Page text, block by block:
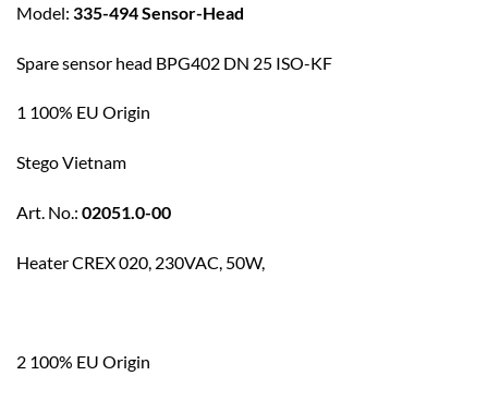
Model: 335-494 Sensor-Head
Spare sensor head BPG402 DN 25 ISO-KF
1 100% EU Origin
Stego Vietnam
Art. No.: 02051.0-00
Heater CREX 020, 230VAC, 50W,
2 100% EU Origin